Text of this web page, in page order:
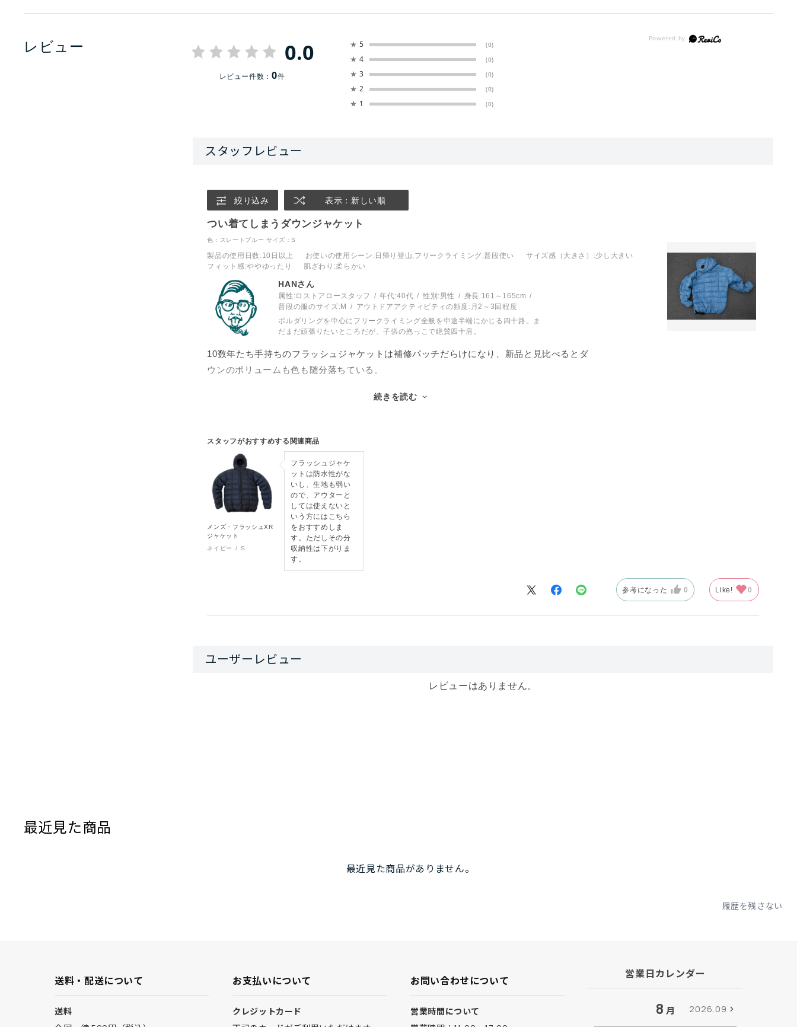
レビュー 0.0
レビュー件数：0件
★ 5 (0)
★ 4 (0)
★ 3 (0)
★ 2 (0)
★ 1 (0)
レビューはありません。
絞り込み 表示：新しい順
つい着てしまうダウンジャケット
色：スレートブルー サイズ：S
製品の使用日数 :10日以上 お使いの使用シーン :日帰り登山,フリークライミング,普段使い サイズ感（大きさ） :少し大きい
フィット感:ややゆったり 肌ざわり :柔らかい
HANさん
属性:ロストアロースタッフ 年代:40代 性別:男性 身長:161～165cm
普段の服のサイズ:M アウトドアアクティビティの頻度: 月2～3回程度
ボルダリングを中心にフリークライミング全般を中途半端にかじる四十路。ま
だまだ頑張りたいところだが、子供の抱っこで絶賛四十肩。
スタッフがおすすめする関連商品
メンズ・フラッシュXR
ジャケット
ネイビー
S
フラッシュジャケ
ットは防水性がな
いし、生地も弱い
ので、アウターと
しては使えないと
いう方にはこちら
をおすすめしま
す。ただしその分
収納性は下がりま
す。
10数年たち手持ちのフラッシュジャケットは補修パッチだらけになり、新品と見比べるとダ
ウンのボリュームも色も随分落ちている。
えばウエスタンマウンテニアリングの名が上がるくらい界隈では有名。重量に対する膨らみ
が高いので肩すかしを食らう。フードがヘルメットの上からかぶれないのは残念だが、フー
ドを被っていてもいなくても縁のバンドが程よくフィットするので、首まわリの冷えを感じ
にくい。
アームホールが広めなので上に羽織るシェルは大きめのほうが、調子がいい。
続きを読む
参考になった 0 Like! 0
最近見た商品
最近見た商品がありません。
履歴を残さない
送料・配送について
送料
お支払いについて
クレジットカード
お問い合わせについて
営業時間について
営業日カレンダー
8 月 2026.09